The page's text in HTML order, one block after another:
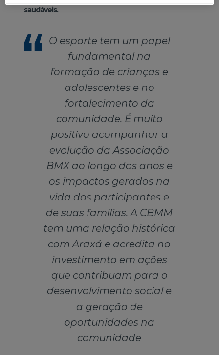
saudáveis.
O esporte tem um papel
fundamental na
formação de crianças e
adolescentes e no
fortalecimento da
comunidade. É muito
positivo acompanhar a
evolução da Associação
BMX ao longo dos anos e
os impactos gerados na
vida dos participantes e
de suas famílias. A CBMM
tem uma relação histórica
com Araxá e acredita no
investimento em ações
que contribuam para o
desenvolvimento social e
a geração de
oportunidades na
comunidade